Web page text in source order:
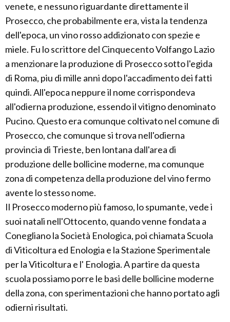
venete, e nessuno riguardante direttamente il
Prosecco, che probabilmente era, vista la tendenza
dell'epoca, un vino rosso addizionato con spezie e
miele. Fu lo scrittore del Cinquecento Volfango Lazio
a menzionare la produzione di Prosecco sotto l'egida
di Roma, piu di mille anni dopo l'accadimento dei fatti
quindi. All'epoca neppure il nome corrispondeva
all'odierna produzione, essendo il vitigno denominato
Pucino. Questo era comunque coltivato nel comune di
Prosecco, che comunque si trova nell'odierna
provincia di Trieste, ben lontana dall'area di
produzione delle bollicine moderne, ma comunque
zona di competenza della produzione del vino fermo
avente lo stesso nome.
Il Prosecco moderno più famoso, lo spumante, vede i
suoi natali nell'Ottocento, quando venne fondata a
Conegliano la Società Enologica, poi chiamata Scuola
di Viticoltura ed Enologia e la Stazione Sperimentale
per la Viticoltura e l' Enologia. A partire da questa
scuola possiamo porre le basi delle bollicine moderne
della zona, con sperimentazioni che hanno portato agli
odierni risultati.